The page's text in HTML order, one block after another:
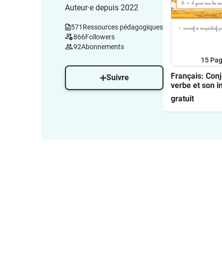
Auteur·e depuis 2022
571 Ressources pédagogiques
866Followers
92Abonnements
Suivre
15
Français: Conj: Trouve
verbe et son
gratuit